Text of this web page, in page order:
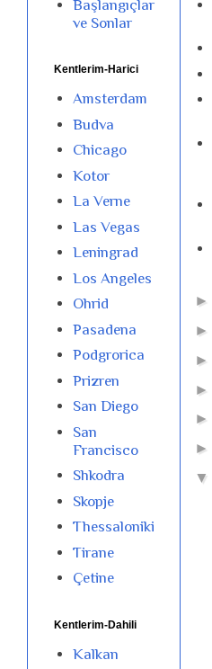
Başlangıçlar
ve Sonlar
Kentlerim-Harici
Amsterdam
Budva
Chicago
Kotor
La Verne
Las Vegas
Leningrad
Los Angeles
Ohrid
Pasadena
Podgrorica
Prizren
San Diego
San
Francisco
Shkodra
Skopje
Thessaloniki
Tirane
Çetine
Kentlerim-Dahili
Kalkan
►
►
►
►
►
►
▼